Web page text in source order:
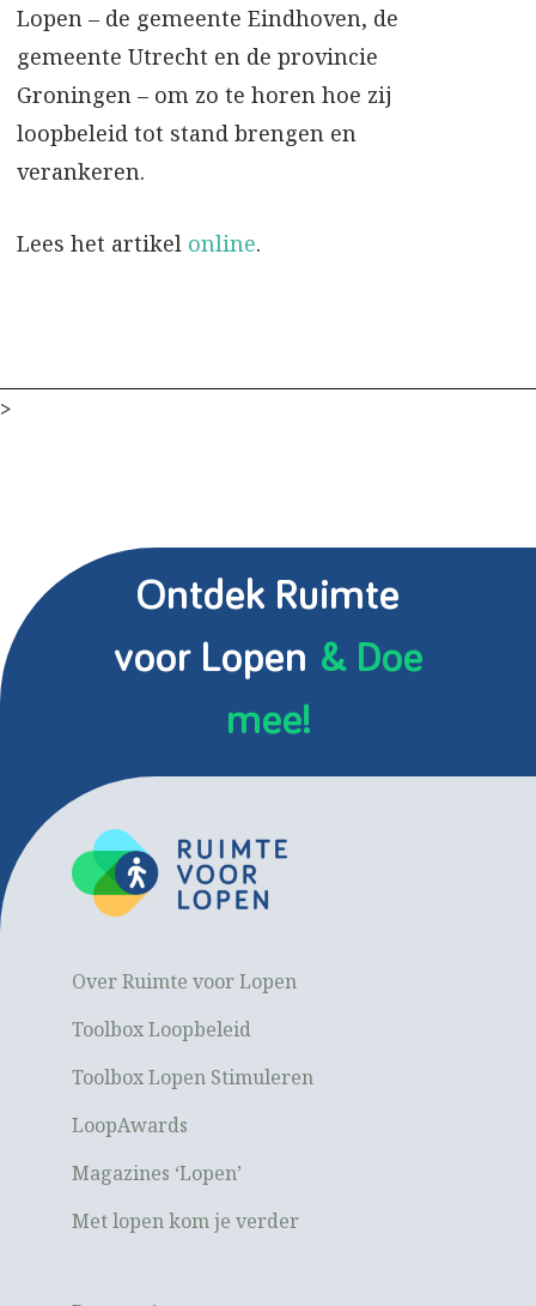
Lopen – de gemeente Eindhoven, de
gemeente Utrecht en de provincie
Groningen – om zo te horen hoe zij
loopbeleid tot stand brengen en
verankeren.
Lees het artikel online.
>
Ontdek Ruimte
voor Lopen & Doe
mee!
Over Ruimte voor Lopen
Toolbox Loopbeleid
Toolbox Lopen Stimuleren
LoopAwards
Magazines ‘Lopen’
Met lopen kom je verder